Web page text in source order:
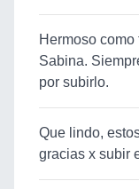
Hermoso
Sabina.
por subirlo.
Que lindo,
gracias x subir